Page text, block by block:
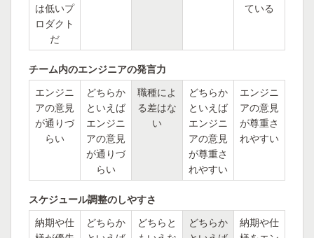
は低いプ
ロダクト
だ
ている
チーム内のエンジニアの発言力
エンジニ
アの意見
が通りづ
らい
どちらか
といえば
エンジニ
アの意見
が通りづ
らい
職種によ
る差はな
い
どちらか
といえば
エンジニ
アの意見
が尊重さ
れやすい
エンジニ
アの意見
が尊重さ
れやすい
スケジュール調整のしやすさ
納期や仕
どちらか
どちらと
どちらか
納期や仕